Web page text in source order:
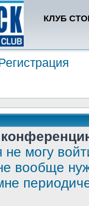
КЛУБ
не могу
вообще